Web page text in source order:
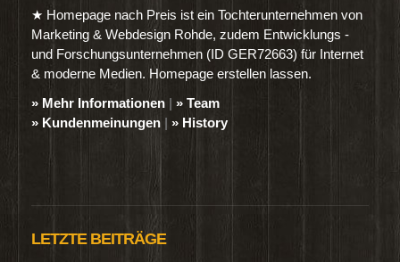
★ Homepage nach Preis ist ein Tochterunternehmen von
Marketing & Webdesign Rohde, zudem Entwicklungs -
und Forschungsunternehmen (ID GER72663) für Internet
& moderne Medien. Homepage erstellen lassen.
» Mehr Informationen | » Team
» Kundenmeinungen | » History
LETZTE BEITRÄGE